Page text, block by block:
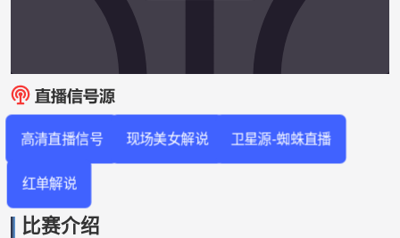
高清直播信号 现场美女解说 卫星源-蜘蛛直播
红单解说
比赛介绍